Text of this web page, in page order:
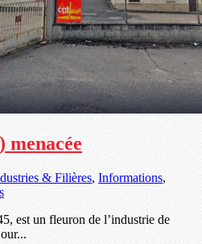
menacée
& Filières, Informations,
est un fleuron de l’industrie de